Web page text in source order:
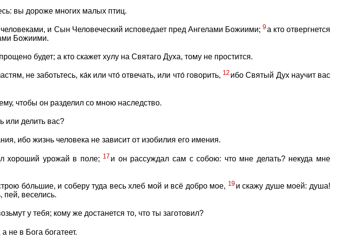
вы дороже многих малых птиц.
и Сын Человеческий исповедает пред Ангелами Божиими; 9а кто отвергнется
Божиими.
будет; а кто скажет хулу на Святаго Духа, тому не простится.
не заботьтесь, ка́к или что́ отвечать, или что́ говорить, 12 ибо Святый Дух научит вас
чтобы он разделил со мною наследство.
или делить вас?
ибо жизнь человека не зависит от изобилия его имения.
хороший урожай в поле; 17 и он рассуждал сам с собою: что мне делать? некуда мне
бо́льшие, и соберу туда весь хлеб мой и всё добро мое, 19 и скажу душе моей: душа!
пей, веселись.
у тебя; кому же достанется то, что ты заготовил?
не в Бога богатеет.